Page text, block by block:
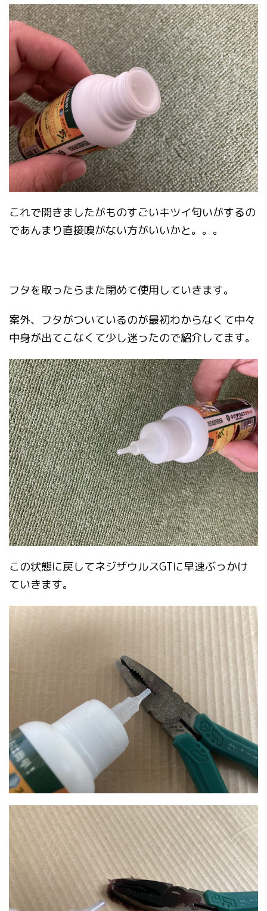
これで開きましたがものすごいキツイ匂いがするの
であんまり直接嗅がない方がいいかと。。。
フタを取ったらまた閉めて使用していきます。
案外、フタがついているのが最初わからなくて中々
中身が出てこなくて少し迷ったので紹介してます。
この状態に戻してネジザウルスGTに早速ぶっかけ
ていきます。